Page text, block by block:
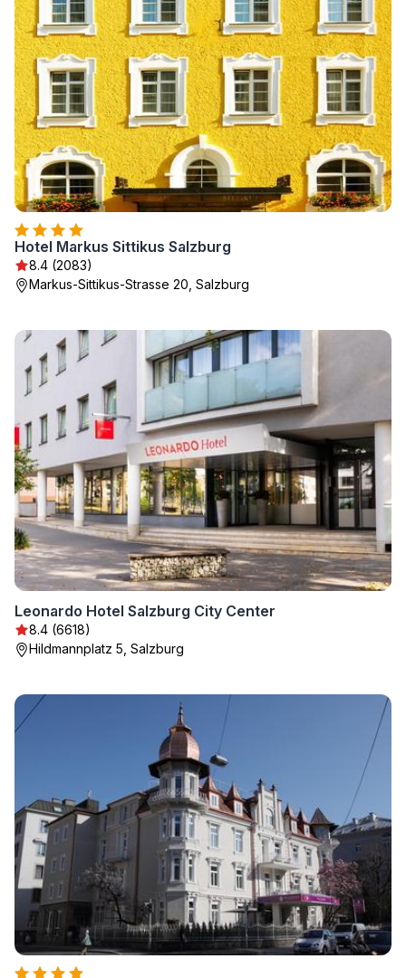
Hotel Markus Sittikus Salzburg
8.4 (2083)
Markus-Sittikus-Strasse 20, Salzburg
Leonardo Hotel Salzburg City Center
8.4 (6618)
Hildmannplatz 5, Salzburg